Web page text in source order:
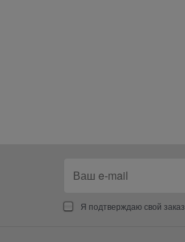
Я подтверждаю свой заказ.